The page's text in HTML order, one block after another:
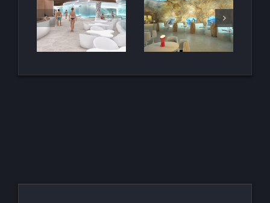
用于亲水建
筑的室内人
造岩石
天然梯田泳
池